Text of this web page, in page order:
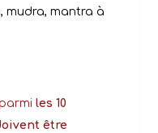
mudra, mantra à
les 10
être